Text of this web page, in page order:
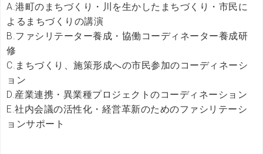
A.港町のまちづくり・川を生かしたまちづくり・市民に
よるまちづくりの講演
B.ファシリテーター養成・協働コーディネーター養成研
修
C.まちづくり、施策形成への市民参加のコーディネーシ
ョン
D.産業連携・異業種プロジェクトのコーディネーション
E.社内会議の活性化・経営革新のためのファシリテーシ
ョンサポート